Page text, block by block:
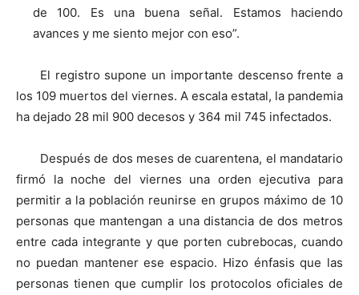
de 100. Es una buena señal. Estamos haciendo
avances y me siento mejor con eso”.
El registro supone un importante descenso frente a
los 109 muertos del viernes. A escala estatal, la pandemia
ha dejado 28 mil 900 decesos y 364 mil 745 infectados.
Después de dos meses de cuarentena, el mandatario
firmó la noche del viernes una orden ejecutiva para
permitir a la población reunirse en grupos máximo de 10
personas que mantengan a una distancia de dos metros
entre cada integrante y que porten cubrebocas, cuando
no puedan mantener ese espacio. Hizo énfasis que las
personas tienen que cumplir los protocolos oficiales de